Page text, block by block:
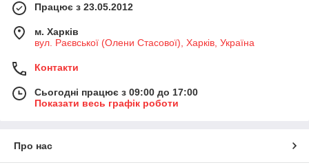
Працює з 23.05.2012
м. Харків
вул. Раєвської (Олени Стасової), Харків, Україна
Контакти
Сьогодні працює з 09:00 до 17:00
Показати весь графік роботи
Про нас